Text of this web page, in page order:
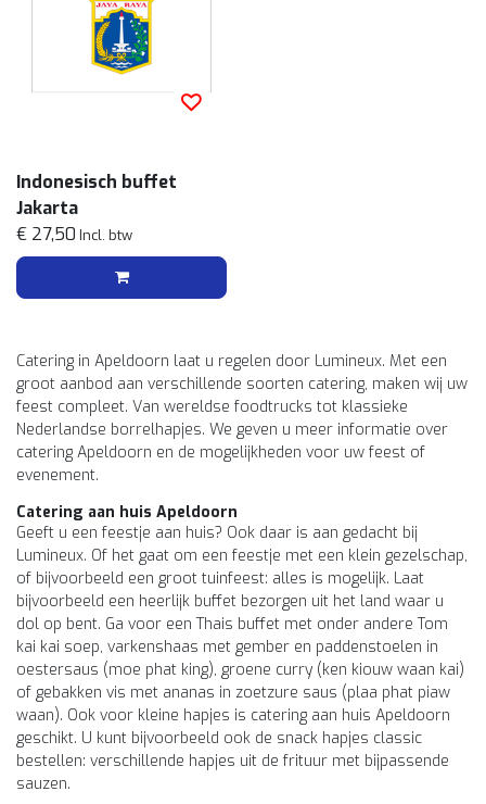
Indonesisch buffet
Jakarta
€ 27,50 Incl. btw
Catering in Apeldoorn laat u regelen door Lumineux. Met een
groot aanbod aan verschillende soorten catering, maken wij uw
feest compleet. Van wereldse foodtrucks tot klassieke
Nederlandse borrelhapjes. We geven u meer informatie over
catering Apeldoorn en de mogelijkheden voor uw feest of
evenement.
Catering aan huis Apeldoorn
Geeft u een feestje aan huis? Ook daar is aan gedacht bij
Lumineux. Of het gaat om een feestje met een klein gezelschap,
of bijvoorbeeld een groot tuinfeest: alles is mogelijk. Laat
bijvoorbeeld een heerlijk buffet bezorgen uit het land waar u
dol op bent. Ga voor een Thais buffet met onder andere Tom
kai kai soep, varkenshaas met gember en paddenstoelen in
oestersaus (moe phat king), groene curry (ken kiouw waan kai)
of gebakken vis met ananas in zoetzure saus (plaa phat piaw
waan). Ook voor kleine hapjes is catering aan huis Apeldoorn
geschikt. U kunt bijvoorbeeld ook de snack hapjes classic
bestellen: verschillende hapjes uit de frituur met bijpassende
sauzen.